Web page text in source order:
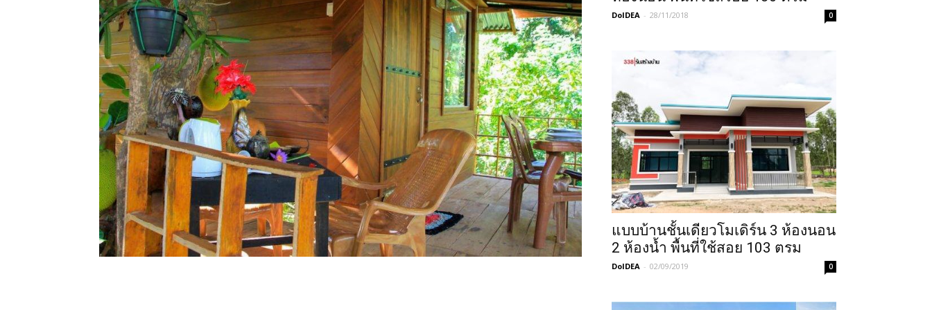
DoIDEA - 28/11/2018 0
แบบบ้านชั้นเดียวโมเดิร์น 3 ห้องนอน
2 ห้องน้ำ พื้นที่ใช้สอย 103 ตรม
DoIDEA - 02/09/2019 0